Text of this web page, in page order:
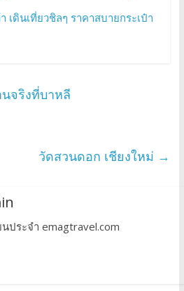
เดินเที่ยวชิลๆ ราคาสบายกระเป๋า
นจริงที่บาหลี
วัดสวนดอก เชียงใหม่ →
ประจำ emagtravel.com